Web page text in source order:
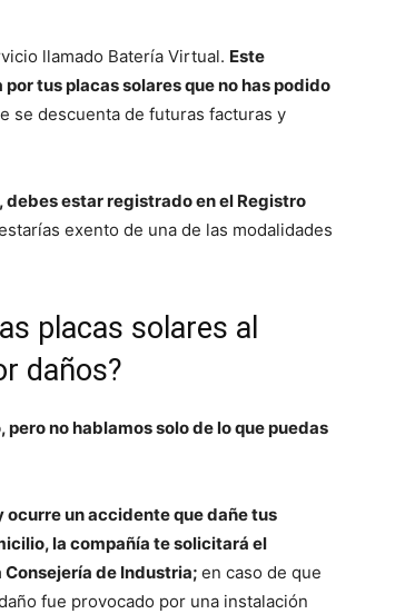
llamado Batería Virtual. Este
tus placas solares que no has podido
se descuenta de futuras facturas y
estar registrado en el Registro
exento de una de las modalidades
placas solares al
daños?
no hablamos solo de lo que puedas
un accidente que dañe tus
la compañía te solicitará el
de Industria; en caso de que
fue provocado por una instalación